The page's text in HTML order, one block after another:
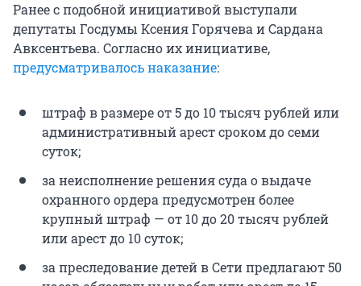
Ранее с подобной инициативой выступали
депутаты Госдумы Ксения Горячева и Сардана
Авксентьева. Согласно их инициативе,
предусматривалось наказание:
штраф в размере от 5 до 10 тысяч рублей или
административный арест сроком до семи
суток;
за неисполнение решения суда о выдаче
охранного ордера предусмотрен более
крупный штраф — от 10 до 20 тысяч рублей
или арест до 10 суток;
за преследование детей в Сети предлагают 50